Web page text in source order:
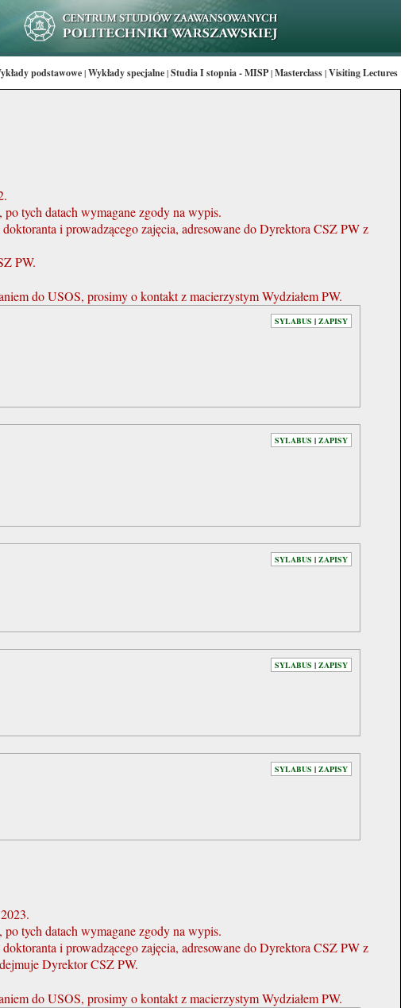
podstawowe|Wykłady specjalne|Studia I stopnia - MISP|Masterclass|Visiting Lectures
tych datach wymagane zgody na wypis.
i prowadzącego zajęcia, adresowane do Dyrektora CSZ PW z
PW.
do USOS, prosimy o kontakt z macierzystym Wydziałem PW.
SYLABUS | ZAPISY
SYLABUS | ZAPISY
SYLABUS | ZAPISY
SYLABUS | ZAPISY
SYLABUS | ZAPISY
tych datach wymagane zgody na wypis.
i prowadzącego zajęcia, adresowane do Dyrektora CSZ PW z
Dyrektor CSZ PW.
do USOS, prosimy o kontakt z macierzystym Wydziałem PW.